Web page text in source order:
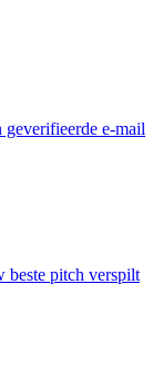
geverifieerde e-mail
beste pitch verspilt